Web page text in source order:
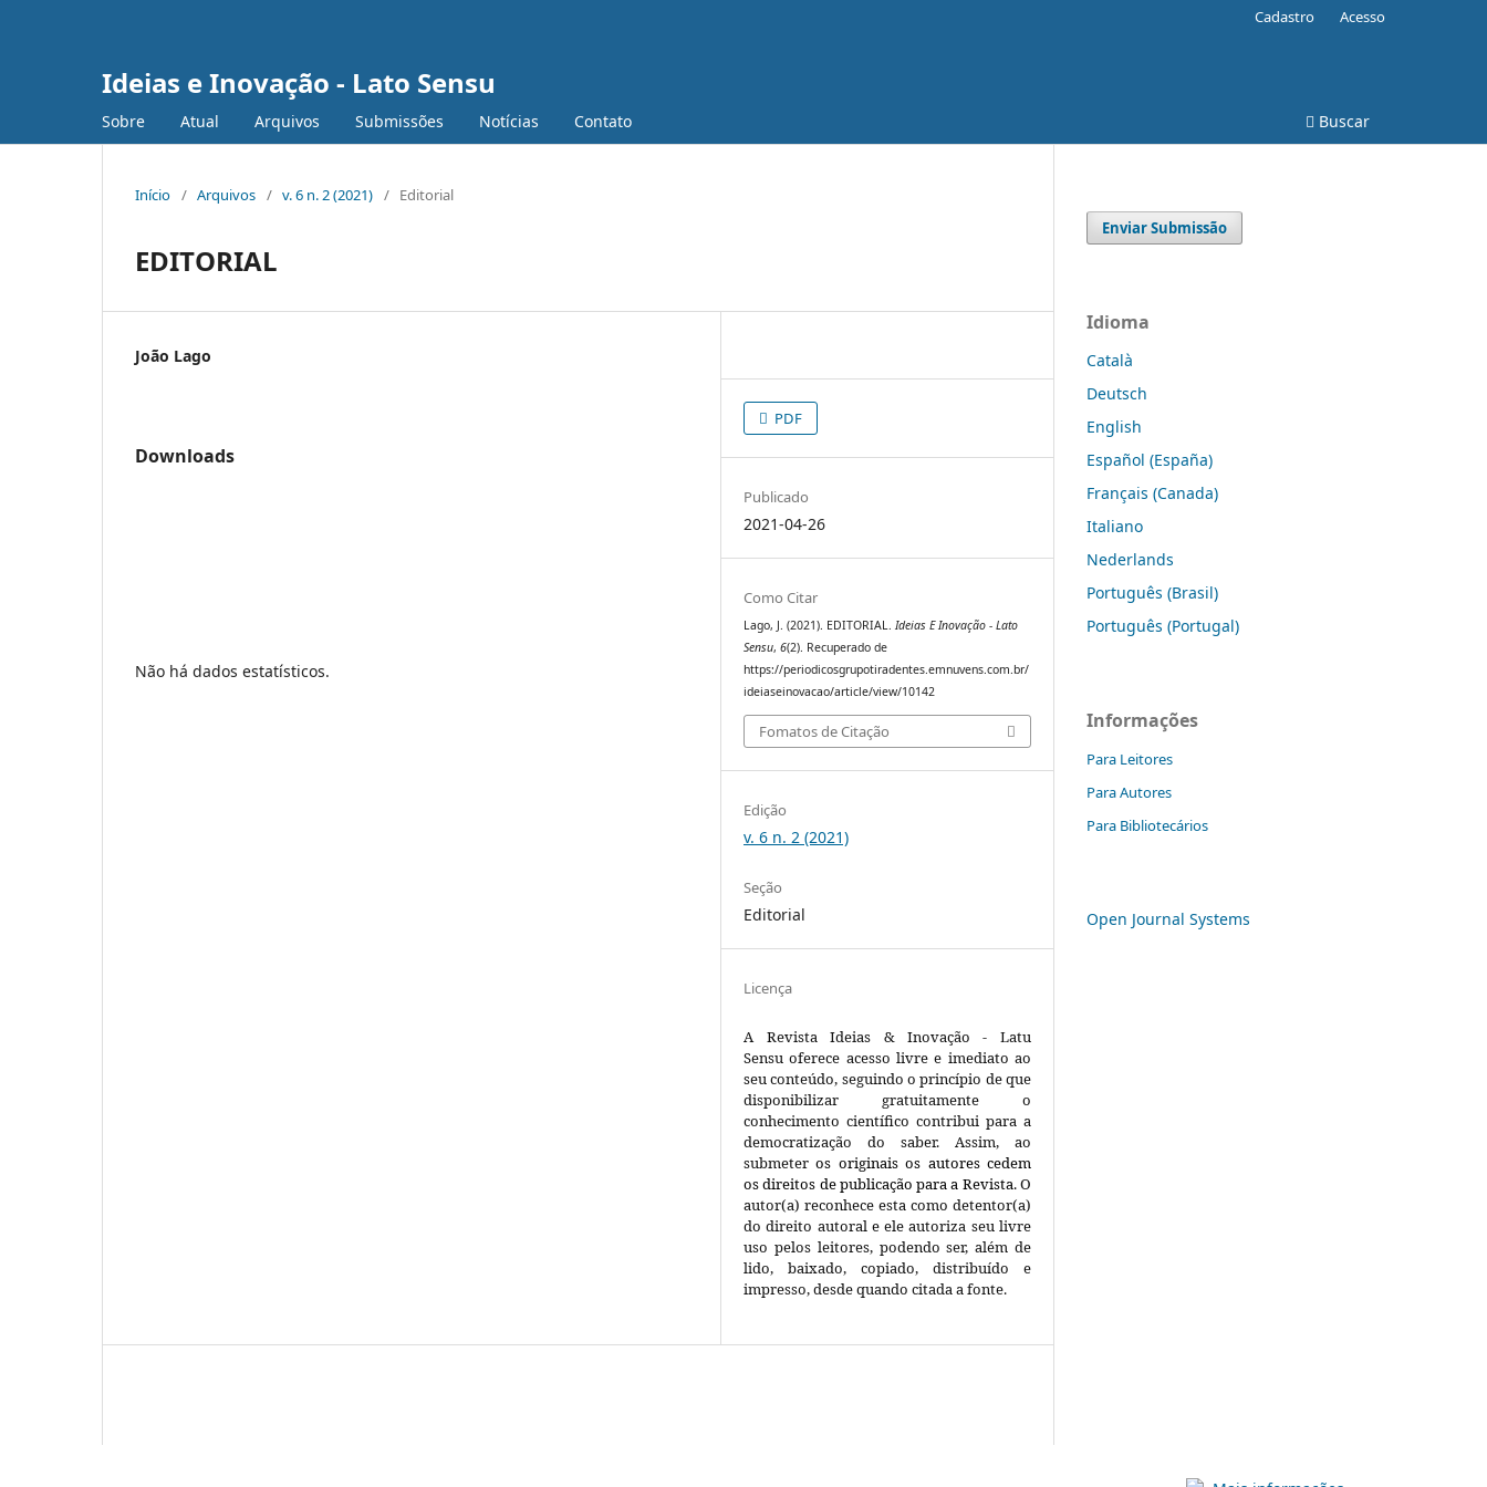
Ideias e Inovação - Lato Sensu
Sobre Atual Arquivos Submissões Notícias Contato Buscar
Cadastro Acesso
Início / Arquivos / v. 6 n. 2 (2021) / Editorial
EDITORIAL
João Lago
Downloads
Não há dados estatísticos.
PDF
Publicado
2021-04-26
Como Citar
Lago, J. (2021). EDITORIAL.Ideias E Inovação - Lato
Sensu,6(2). Recuperado de
https://periodicosgrupotiradentes.emnuvens.com.br/
ideiaseinovacao/article/view/10142
Fomatos de Citação
Edição
v. 6 n. 2 (2021)
Seção
Editorial
Licença
A Revista Ideias & Inovação - Latu
Sensu oferece acesso livre e imediato ao
seu conteúdo, seguindo o princípio de que
disponibilizar gratuitamente o
conhecimento científico contribui para a
democratização do saber. Assim, ao
submeteros originais os autores cedem
os direitos de publicação para a Revista.O
autor(a) reconhece esta como detentor(a)
do direito autoral e ele autoriza seu livre
uso pelos leitores, podendo ser, além de
lido, baixado, copiado, distribuído e
impresso, desde quando citada a fonte.
Enviar Submissão
Idioma
Català
Deutsch
English
Español (España)
Français (Canada)
Italiano
Nederlands
Português (Brasil)
Português (Portugal)
Informações
Para Leitores
Para Autores
Para Bibliotecários
Open Journal Systems